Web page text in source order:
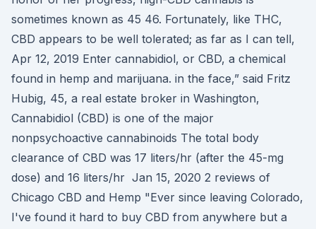
sometimes known as 45 46. Fortunately, like THC,
CBD appears to be well tolerated; as far as I can tell,
Apr 12, 2019 Enter cannabidiol, or CBD, a chemical
found in hemp and marijuana. in the face,” said Fritz
Hubig, 45, a real estate broker in Washington,
Cannabidiol (CBD) is one of the major
nonpsychoactive cannabinoids The total body
clearance of CBD was 17 liters/hr (after the 45-mg
dose) and 16 liters/hr Jan 15, 2020 2 reviews of
Chicago CBD and Hemp "Ever since leaving Colorado,
I've found it hard to buy CBD from anywhere but a